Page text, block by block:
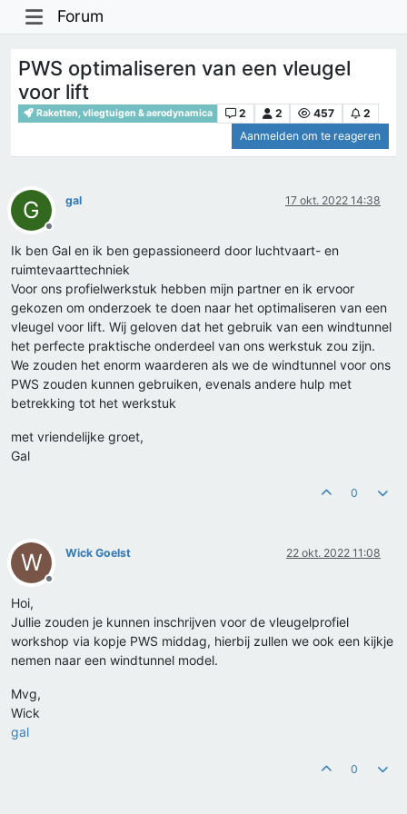
Forum
PWS optimaliseren van een vleugel
voor lift
Raketten, vliegtuigen & aerodynamica 2 2 457
2
Aanmelden om te reageren
G
Offline
gal 17 okt. 2022 14:38
Ik ben Gal en ik ben gepassioneerd door luchtvaart- en
ruimtevaarttechniek
Voor ons profielwerkstuk hebben mijn partner en ik ervoor
gekozen om onderzoek te doen naar het optimaliseren van een
vleugel voor lift. Wij geloven dat het gebruik van een windtunnel
het perfecte praktische onderdeel van ons werkstuk zou zijn.
We zouden het enorm waarderen als we de windtunnel voor ons
PWS zouden kunnen gebruiken, evenals andere hulp met
betrekking tot het werkstuk
met vriendelijke groet,
Gal
0
W
Offline
Wick Goelst 22 okt. 2022 11:08
Hoi,
Jullie zouden je kunnen inschrijven voor de vleugelprofiel
workshop via kopje PWS middag, hierbij zullen we ook een kijkje
nemen naar een windtunnel model.
Mvg,
Wick
gal
0